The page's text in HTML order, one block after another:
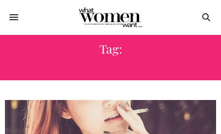
Tag: